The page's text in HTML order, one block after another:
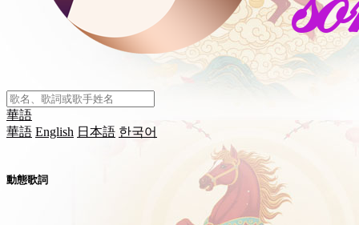
華語
華語 English 日本語 한국어
動態歌詞